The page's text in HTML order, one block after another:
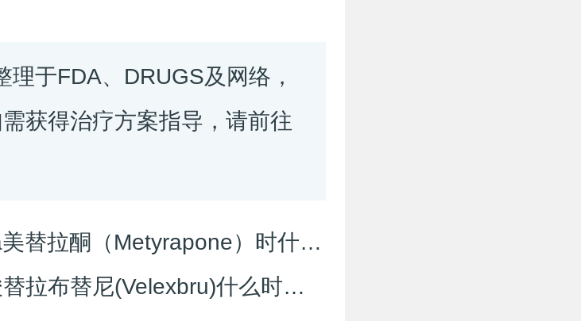
理于FDA、DRUGS及网络，
获得治疗方案指导，请前往
替拉酮（Metyrapone）时什么
拉布替尼(Velexbru)什么时候